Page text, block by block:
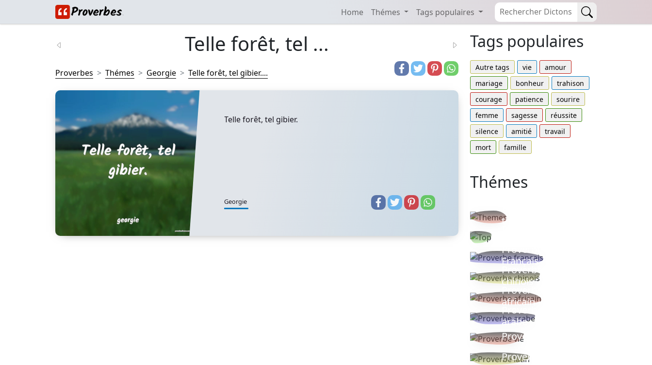
Home Thémes Tags populaires
Telle forêt, tel ...
Proverbes Thémes Georgie Telle forêt, tel gibier....
Telle forêt, tel gibier.
Georgie
Tags populaires
Autre tags vie
amour
mariage
bonheur
trahison
courage
patience
sourire
femme
sagesse
réussite
silence
amitié
travail
mort
famille
Thémes
thèmes
Proverbe
Français
Proverbe
chinois
Proverbe
africain
Proverbe
arabe
Proverbe vie
Proverbe latin